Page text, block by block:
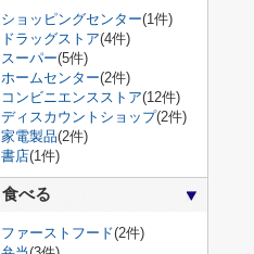
ショッピングセンター(1件)
ドラッグストア(4件)
スーパー(5件)
ホームセンター(2件)
コンビニエンスストア(12件)
ディスカウントショップ(2件)
家電製品(2件)
書店(1件)
食べる
ファーストフード(2件)